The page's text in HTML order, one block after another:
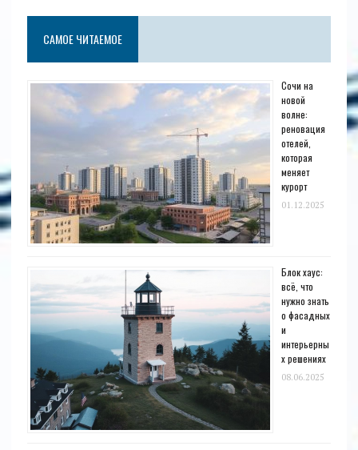
САМОЕ ЧИТАЕМОЕ
Сочи на
новой
волне:
реновация
отелей,
которая
меняет
курорт
01.12.2025
Блок хаус:
всё, что
нужно знать
о фасадных
и
интерьерны
х решениях
08.06.2025